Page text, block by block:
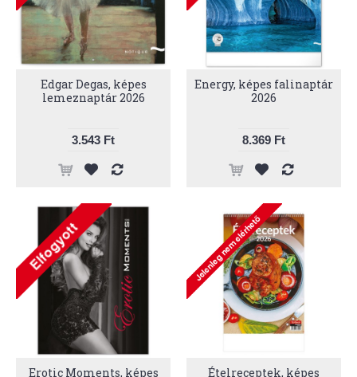
Edgar Degas, képes
lemeznaptár 2026
3.543 Ft
Energy, képes falinaptár
2026
8.369 Ft
Erotic Moments, képes
Ételreceptek, képes